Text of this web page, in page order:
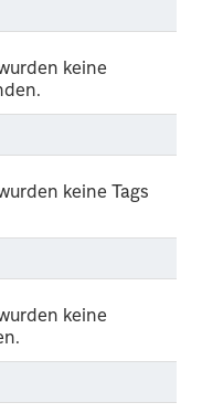
keine
keine Tags
keine